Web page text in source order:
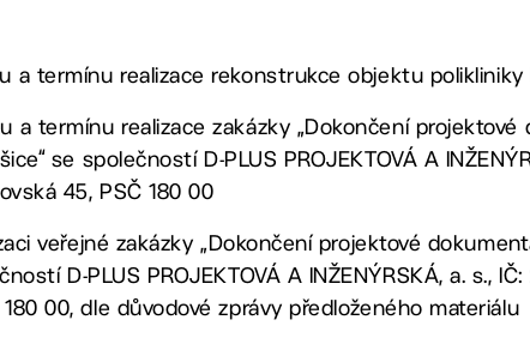
a termínu realizace rekonstrukce objektu polikliniky
a termínu realizace zakázky „Dokončení projektové
se společností D-PLUS PROJEKTOVÁ A
45, PSČ 180 00
veřejné zakázky „Dokončení projektové
D-PLUS PROJEKTOVÁ A INŽENÝRSKÁ, a. s.,
00, dle důvodové zprávy předloženého materiálu